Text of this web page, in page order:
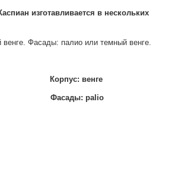
изготавливается в нескольких
венге. Фасады: палио или темный венге.
Корпус: венге
Фасады: palio